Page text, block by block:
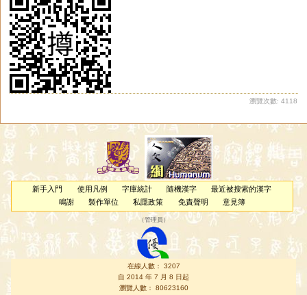
瀏覽次數: 4118
新手入門 使用凡例 字庫統計 隨機漢字
最近被搜索的漢字
鳴謝
製作單位 私隱政策 免責聲明 意見簿
（管理員 ）
在線人數： 3207
自 2014 年 7 月 8 日起
瀏覽人數： 80623160